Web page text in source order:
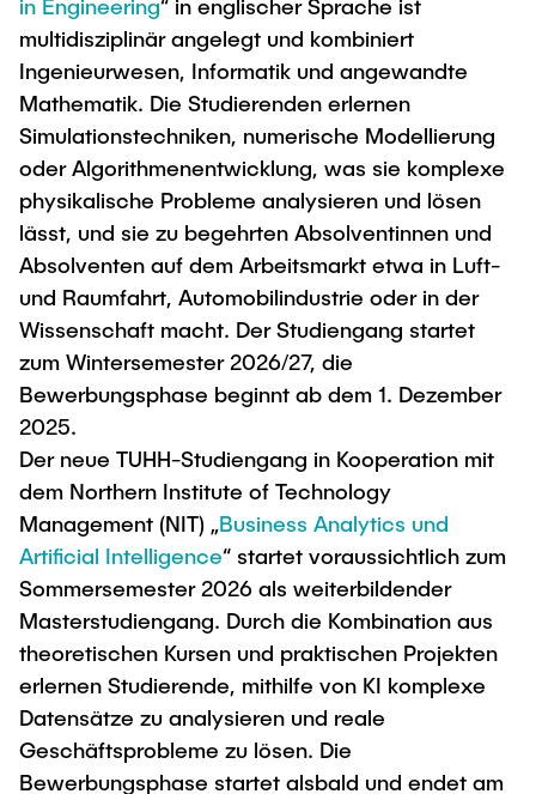
in Engineering“ in englischer Sprache ist
multidisziplinär angelegt und kombiniert
Ingenieurwesen, Informatik und angewandte
Mathematik. Die Studierenden erlernen
Simulationstechniken, numerische Modellierung
oder Algorithmenentwicklung, was sie komplexe
physikalische Probleme analysieren und lösen
lässt, und sie zu begehrten Absolventinnen und
Absolventen auf dem Arbeitsmarkt etwa in Luft-
und Raumfahrt, Automobilindustrie oder in der
Wissenschaft macht. Der Studiengang startet
zum Wintersemester 2026/27, die
Bewerbungsphase beginnt ab dem 1. Dezember
2025.
Der neue TUHH-Studiengang in Kooperation mit
dem Northern Institute of Technology
Management (NIT) „Business Analytics und
Artificial Intelligence“ startet voraussichtlich zum
Sommersemester 2026 als weiterbildender
Masterstudiengang. Durch die Kombination aus
theoretischen Kursen und praktischen Projekten
erlernen Studierende, mithilfe von KI komplexe
Datensätze zu analysieren und reale
Geschäftsprobleme zu lösen. Die
Bewerbungsphase startet alsbald und endet am